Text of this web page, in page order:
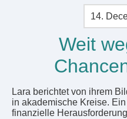
14.
Weit
Lara berichtet von ihrem
in akademische Kreise.
finanzielle